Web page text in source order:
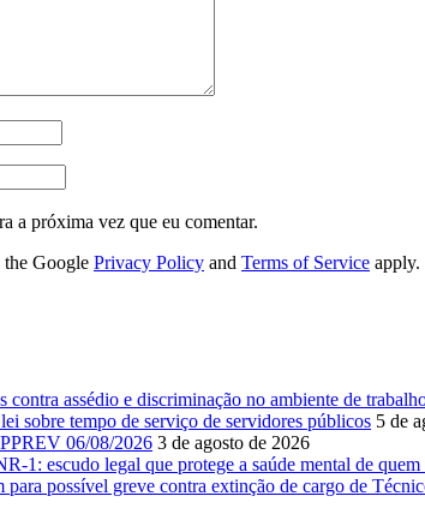
a próxima vez que eu comentar.
Google Privacy Policy and Terms of Service apply.
assédio e discriminação no ambiente de
sobre tempo de serviço de servidores públicos 5 de
06/08/2026 3 de agosto de 2026
1: escudo legal que protege a saúde mental de
possível greve contra extinção de cargo de